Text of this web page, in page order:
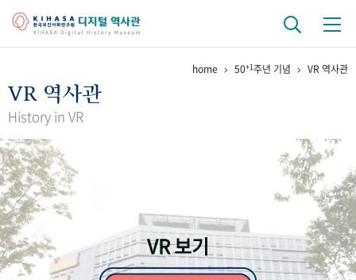
걸어온 길 기관 변천사
연구 역사
정책과 연구
간행물 변천사
기록물 아카이브
home 50+1주년 기념 VR 역사관
VR 역사관
History in VR
VR 보기